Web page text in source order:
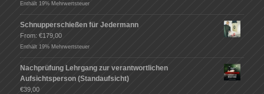
Enthält 19% Mehrwertsteuer
Schnupperschießen für Jedermann
From: €179,00
Enthält 19% Mehrwertsteuer
Nachprüfung Lehrgang zur verantwortlichen
Aufsichtsperson (Standaufsicht)
€39,00